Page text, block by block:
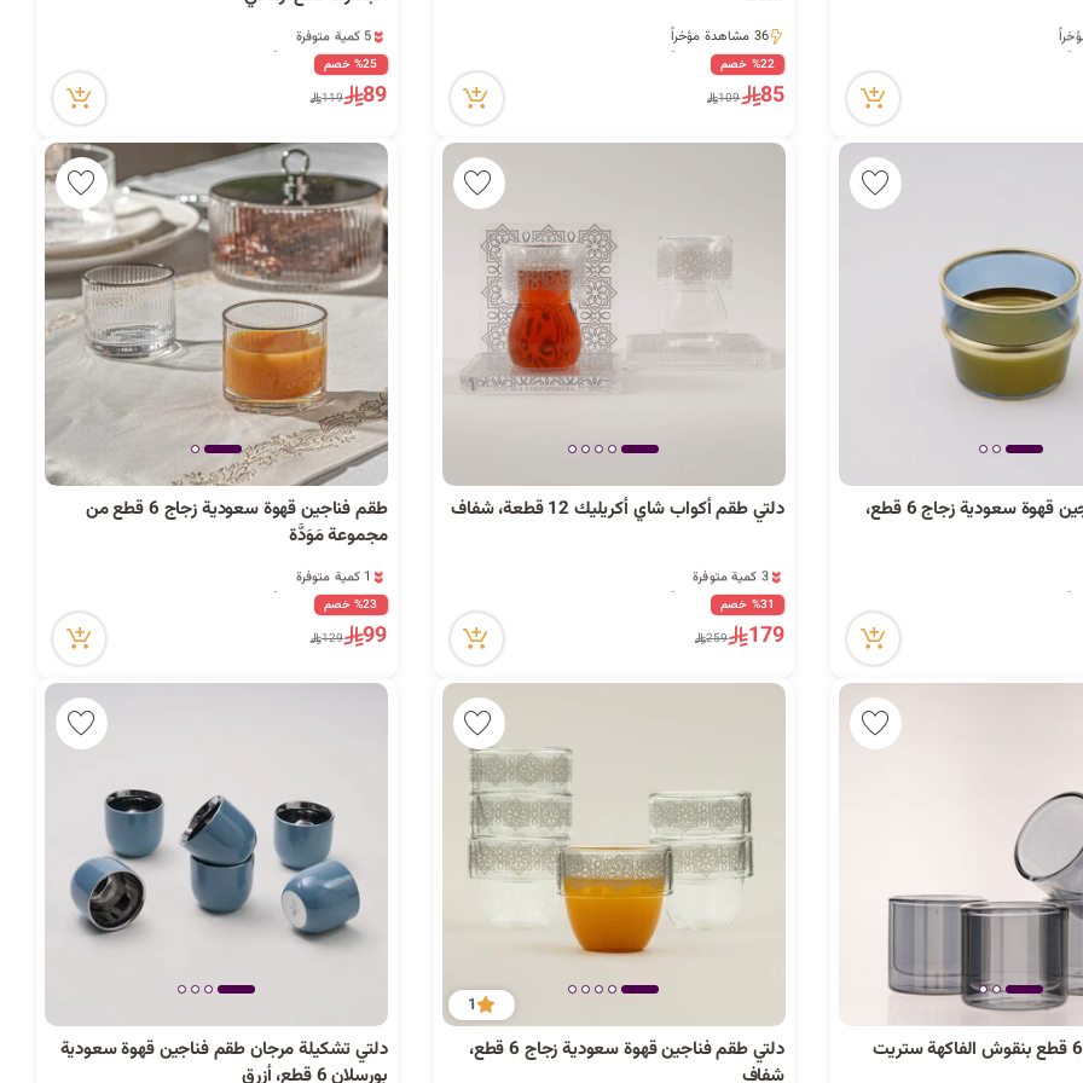
36 مشاهدة مؤخراً
36 مشاهدة مؤخراً
%22 خصم
85
109
18 مشاهدة مؤخراً
5 كمية متوفرة
18 مشاهدة مؤخراً
%25 خصم
89
119
دلتي طقم فناجين قهوة سعودية زجاج 6 قطع،
دلتي طقم أكواب شاي أكريليك 12 قطعة، شفاف
12 مشاهدة مؤخراً
3 كمية متوفرة
12 مشاهدة مؤخراً
%31 خصم
179
259
طقم فناجين قهوة سعودية زجاج 6 قطع من
مجموعة مَوَدَّة
19 مشاهدة مؤخراً
1 كمية متوفرة
19 مشاهدة مؤخراً
%23 خصم
99
129
ريو طقم قهوة 6 قطع بنقوش الفاكهة ستريت
1
دلتي طقم فناجين قهوة سعودية زجاج 6 قطع،
شفاف
دلتي تشكيلة مرجان طقم فناجين قهوة سعودية
بورسلان 6 قطع، أزرق